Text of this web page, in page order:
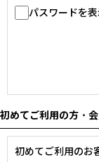
パスワードを
初めてご利用の方・
初めてご利用のお